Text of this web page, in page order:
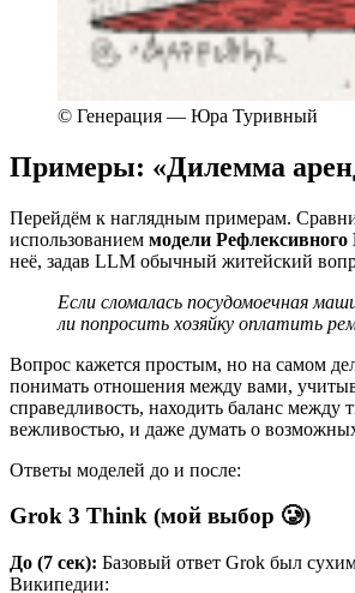
© Генерация — Юра Туривный
Примеры: «Дилемма
Перейдём к наглядным примерам.
использованием модели Рефлексивного
неё, задав LLM обычный житейский
Если сломалась посудомоечная
ли попросить хозяйку оплатить
Вопрос кажется простым, но на самом
понимать отношения между вами,
справедливость, находить баланс между
вежливостью, и даже думать о
Ответы моделей до и после:
Grok 3 Think (мой выбор 🥲)
До (7 сек): Базовый ответ Grok был
Википедии: